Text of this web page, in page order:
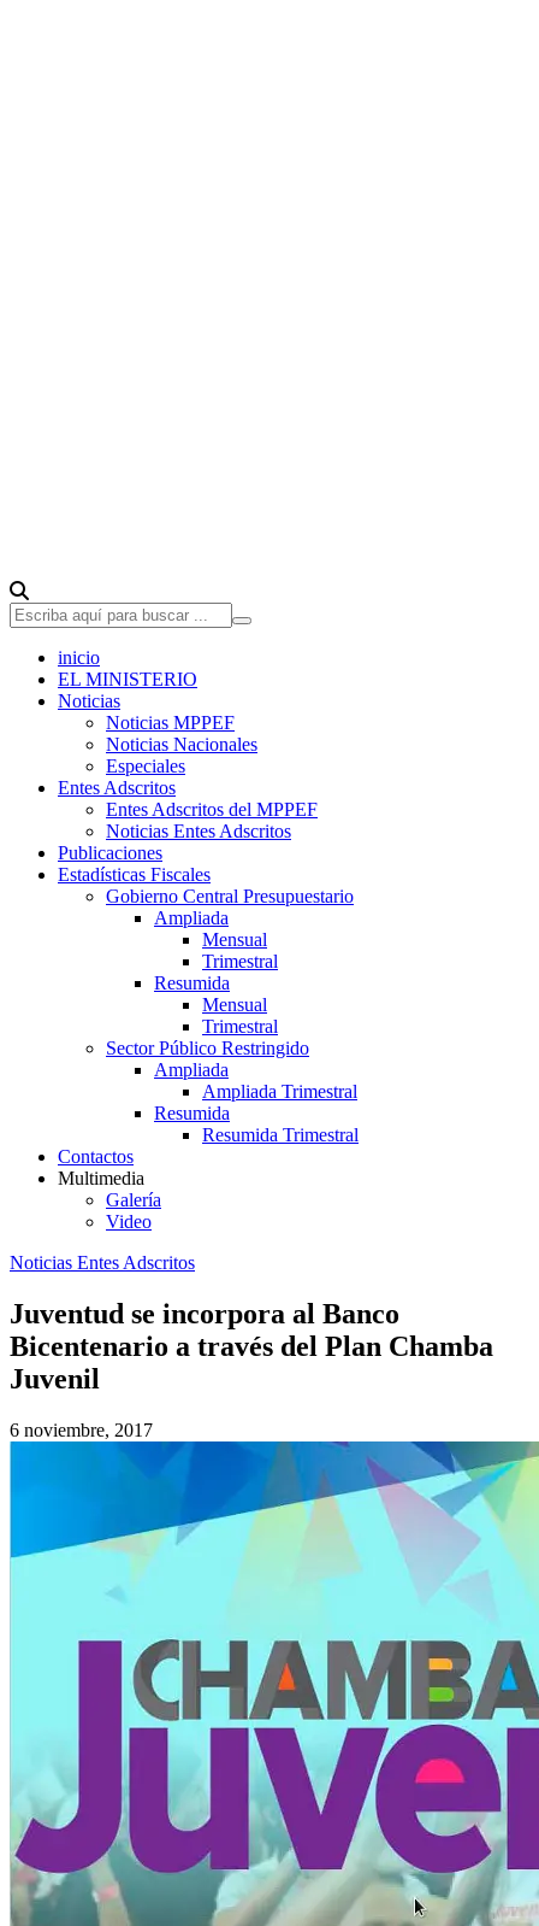
inicio
EL MINISTERIO
Noticias
Noticias MPPEF
Noticias Nacionales
Especiales
Entes Adscritos
Entes Adscritos del MPPEF
Noticias Entes Adscritos
Publicaciones
Estadísticas Fiscales
Gobierno Central Presupuestario
Ampliada
Mensual
Trimestral
Resumida
Mensual
Trimestral
Sector Público Restringido
Ampliada
Ampliada Trimestral
Resumida
Resumida Trimestral
Contactos
Multimedia
Galería
Video
Noticias Entes Adscritos
Juventud se incorpora al Banco
Bicentenario a través del Plan Chamba
Juvenil
6 noviembre, 2017